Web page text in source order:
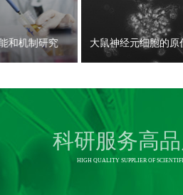
和机制研究 大鼠神经元细胞的原
科研服务高
HIGH QUALITY SUPPLIER OF